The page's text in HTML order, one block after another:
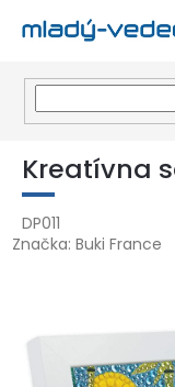
Prejsť
obsah
EUR
Kreatívna
DP011
Značka: Buki France